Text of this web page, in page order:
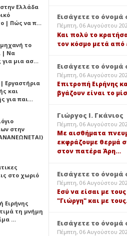
Ελλάδα
| Πώς να π…
το
| Να
για μια ασ…
Εργαστήρια
και
για παι…
στην
στο χωριό
Ειρήνης
τη μνήμη
…
Εισάγετε το όνομά
Πέμπτη, 06 Αυγούστου
Και πολύ το
τον κόσμο μετά από
Εισάγετε το όνομά
Πέμπτη, 06 Αυγούστου
Επιτροπή Ειρήνης
βγάζουν είναι το
Γιώργος Ι. Γκάνιος
Πέμπτη, 06 Αυγούστου
Με αισθήματα
εκφράζουμε θερμά
στον πατέρα Άρη…
Εισάγετε το όνομά
Πέμπτη, 06 Αυγούστου
Εσύ να είσαι με
"Γιώργη" και με
Εισάγετε το όνομά
Πέμπτη, 06 Αυγούστου